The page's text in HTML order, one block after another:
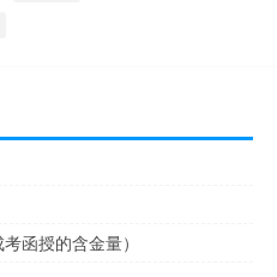
函授的含金量）